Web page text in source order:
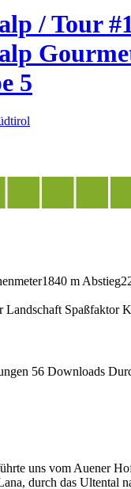
/ Tour
5
1840 m Abstieg
Landschaft Spaßfaktor
56 Downloads
uns vom Auener
durch das Ultental